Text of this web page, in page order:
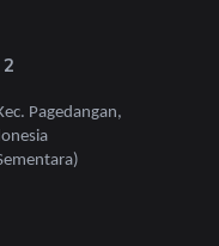
Pagedangan,